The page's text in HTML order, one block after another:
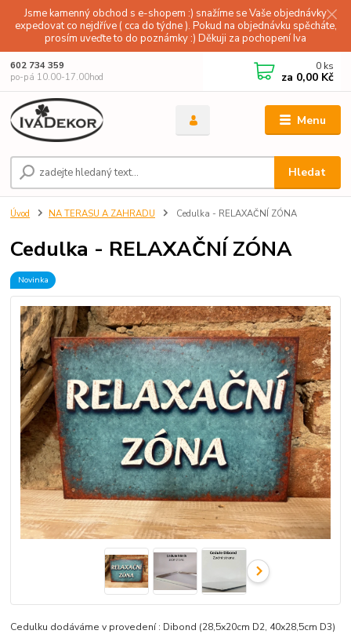
Jsme kamenný obchod s e-shopem :) snažíme se Vaše objednávky
expedovat co nejdříve ( cca do týdne ). Pokud na objednávku spěcháte,
prosím uveďte to do poznámky :) Děkuji za pochopení Iva
Menu
Hledat
602 734 359
po-pá 10.00-17.00hod
0 ks
za 0,00 Kč
Úvod NA TERASU A ZAHRADU Cedulka - RELAXAČNÍ ZÓNA
Cedulka - RELAXAČNÍ ZÓNA
Novinka
Cedulku dodáváme v provedení : Dibond (28,5x20cm D2, 40x28,5cm D3)